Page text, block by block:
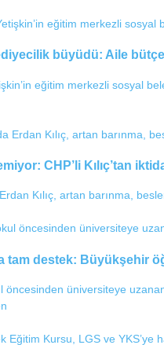
büyüdü: Aile
eğitim merkezli sosyal
CHP’li Kılıç’tan
Kılıç, artan barınma,
tam destek: Büyükşehir
öncesinden üniversiteye